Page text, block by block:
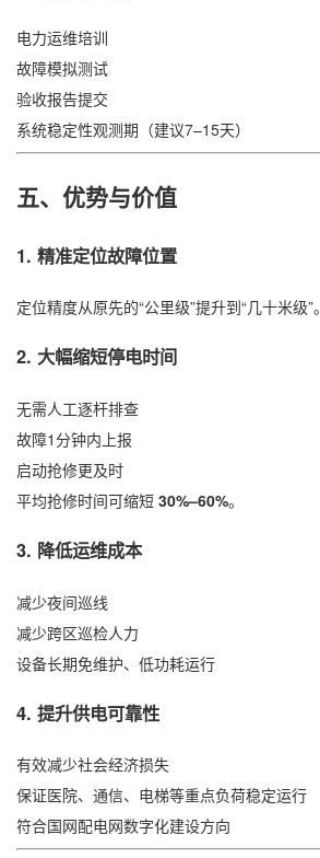
电力运维培训
故障模拟测试
验收报告提交
系统稳定性观测期（建议7–15天）
五、优势与价值
1. 精准定位故障位置
定位精度从原先的“公里级”提升到“几十米级”。
2. 大幅缩短停电时间
无需人工逐杆排查
故障1分钟内上报
启动抢修更及时
平均抢修时间可缩短 30%–60%。
3. 降低运维成本
减少夜间巡线
减少跨区巡检人力
设备长期免维护、低功耗运行
4. 提升供电可靠性
有效减少社会经济损失
保证医院、通信、电梯等重点负荷稳定运行
符合国网配电网数字化建设方向